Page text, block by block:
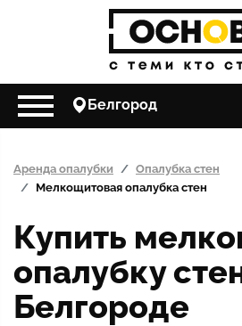
Белгород
Аренда опалубки
Опалубка стен
Мелкощитовая опалубка стен
Купить
опалубку
Белгороде